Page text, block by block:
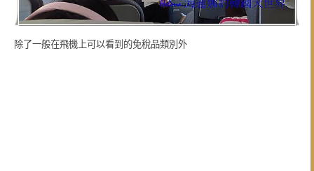
除了一般在飛機上可以看到的免稅品類別外